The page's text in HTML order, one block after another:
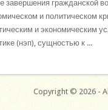
завершения гражданской
и политическом
и экономическим
(нэп), сущностью к ...
Copyright © 2026 -